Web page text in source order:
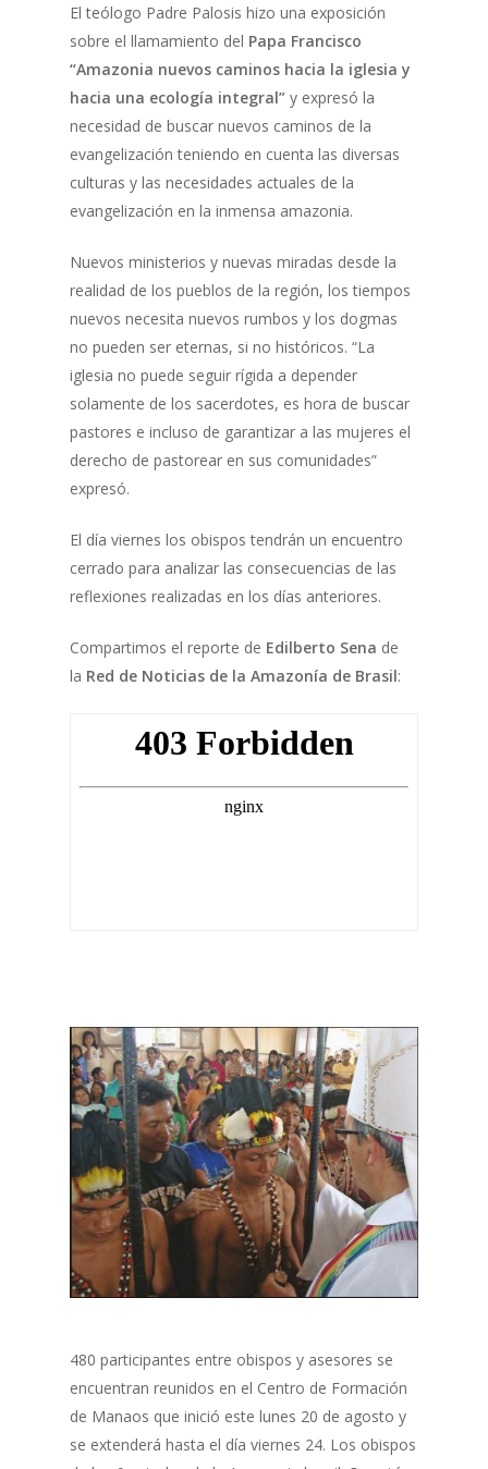
El teólogo Padre Palosis hizo una exposición
sobre el llamamiento del Papa Francisco
“Amazonia nuevos caminos hacia la iglesia y
hacia una ecología integral” y expresó la
necesidad de buscar nuevos caminos de la
evangelización teniendo en cuenta las diversas
culturas y las necesidades actuales de la
evangelización en la inmensa amazonia.
Nuevos ministerios y nuevas miradas desde la
realidad de los pueblos de la región, los tiempos
nuevos necesita nuevos rumbos y los dogmas
no pueden ser eternas, si no históricos. “La
iglesia no puede seguir rígida a depender
solamente de los sacerdotes, es hora de buscar
pastores e incluso de garantizar a las mujeres el
derecho de pastorear en sus comunidades”
expresó.
El día viernes los obispos tendrán un encuentro
cerrado para analizar las consecuencias de las
reflexiones realizadas en los días anteriores.
Compartimos el reporte de Edilberto Sena de
la Red de Noticias de la Amazonía de Brasil:
480 participantes entre obispos y asesores se
encuentran reunidos en el Centro de Formación
de Manaos que inició este lunes 20 de agosto y
se extenderá hasta el día viernes 24. Los obispos